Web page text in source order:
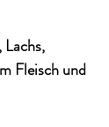
Fleisch und